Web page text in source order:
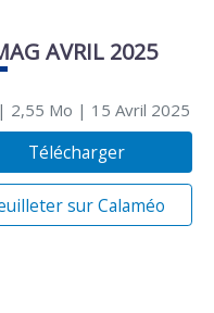
AVRIL 2025
Mo | 15 Avril 2025
Télécharger
sur Calaméo